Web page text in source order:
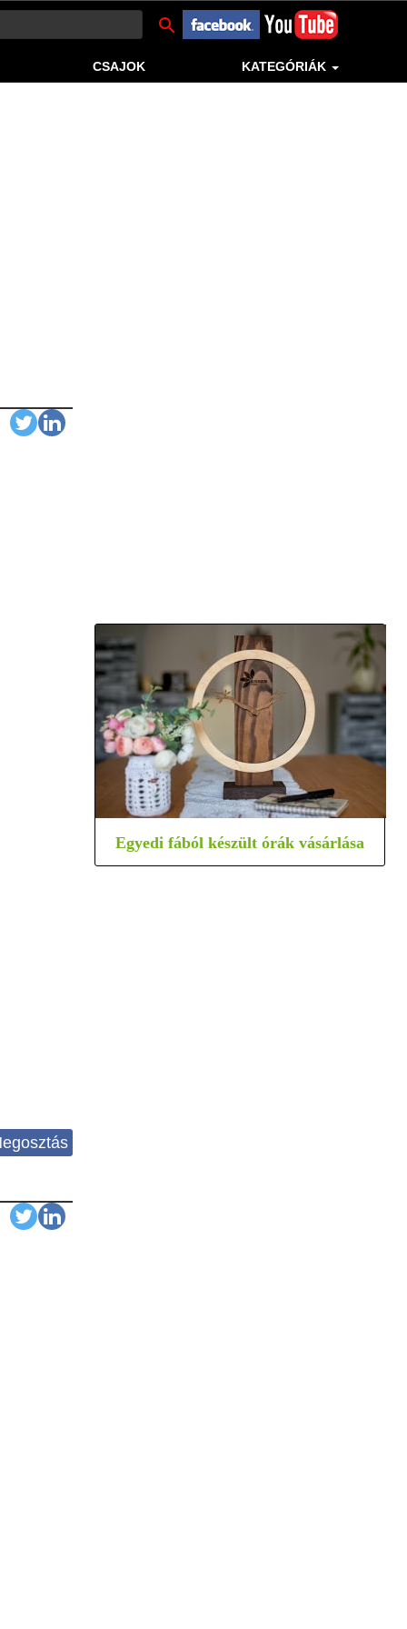
search
CSAJOK KATEGÓRIÁK
Egyedi fából készült órák vásárlása